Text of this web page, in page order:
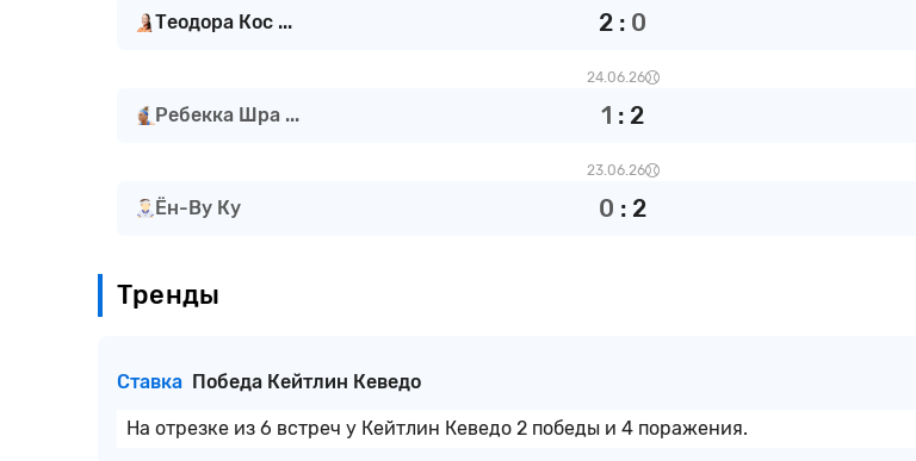
Теодора Кос ... 2 : 0
24.06.26
Ребекка Шра ... 1 : 2
23.06.26
Ён-Ву Ку 0 : 2
Тренды
Ставка Победа Кейтлин Кеведо
На отрезке из 6 встреч у Кейтлин Кеведо 2 победы и 4 поражения.